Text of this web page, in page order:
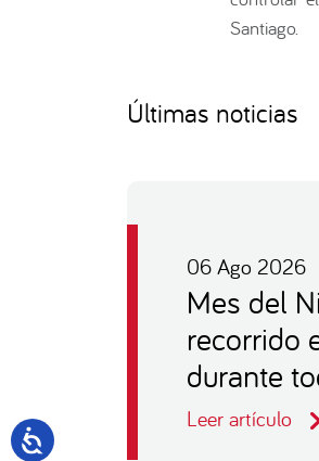
Santiago.
Últimas noticias
06 Ago 2026
Mes del
recorrido
durante
Leer artículo